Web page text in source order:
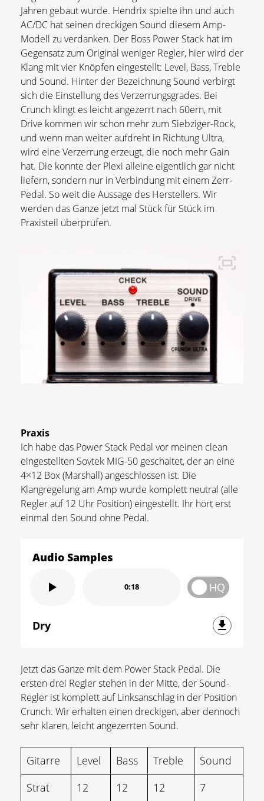
Jahren gebaut wurde. Hendrix spielte ihn und auch
AC/DC hat seinen dreckigen Sound diesem Amp-
Modell zu verdanken. Der Boss Power Stack hat im
Gegensatz zum Original weniger Regler, hier wird der
Klang mit vier Knöpfen eingestellt: Level, Bass, Treble
und Sound. Hinter der Bezeichnung Sound verbirgt
sich die Einstellung des Verzerrungsgrades. Bei
Crunch klingt es leicht angezerrt nach 60ern, mit
Drive kommen wir schon mehr zum Siebziger-Rock,
und wenn man weiter aufdreht in Richtung Ultra,
wird eine Verzerrung erzeugt, die noch mehr Gain
hat. Die konnte der Plexi alleine eigentlich gar nicht
liefern, sondern nur in Verbindung mit einem Zerr-
Pedal. So weit die Aussage des Herstellers. Wir
werden das Ganze jetzt mal Stück für Stück im
Praxisteil überprüfen.
Praxis
Ich habe das Power Stack Pedal vor meinen clean
eingestellten Sovtek MIG-50 geschaltet, der an eine
4×12 Box (Marshall) angeschlossen ist. Die
Klangregelung am Amp wurde komplett neutral (alle
Regler auf 12 Uhr Position) eingestellt. Ihr hört erst
einmal den Sound ohne Pedal.
Audio Samples
0:18 HQ
Dry
Jetzt das Ganze mit dem Power Stack Pedal. Die
ersten drei Regler stehen in der Mitte, der Sound-
Regler ist komplett auf Linksanschlag in der Position
Crunch. Wir erhalten einen dreckigen, aber dennoch
sehr klaren, leicht angezerrten Sound.
Gitarre Level Bass Treble
Sound
Strat
12 12 12 7